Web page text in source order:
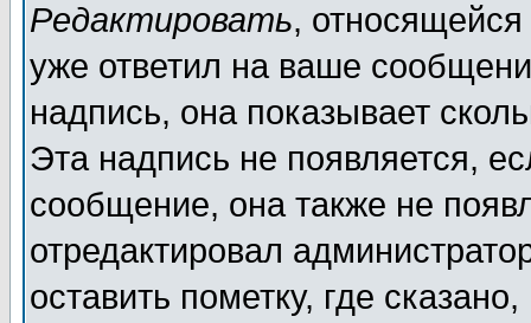
Редактировать,
уже ответил на ваше
надпись, она показывает
Эта надпись не появляется,
сообщение, она также не
отредактировал
оставить пометку, где